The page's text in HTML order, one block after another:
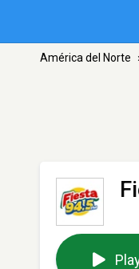
América del Norte